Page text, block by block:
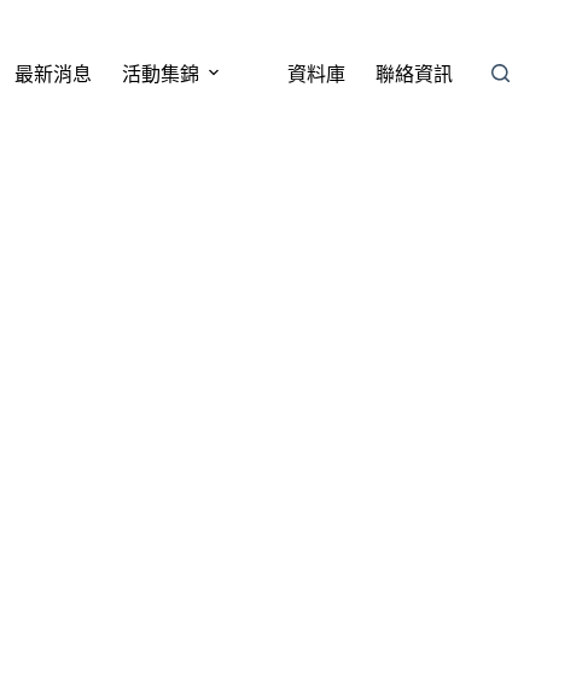
最新消息 活動集錦 資料庫 聯絡資訊